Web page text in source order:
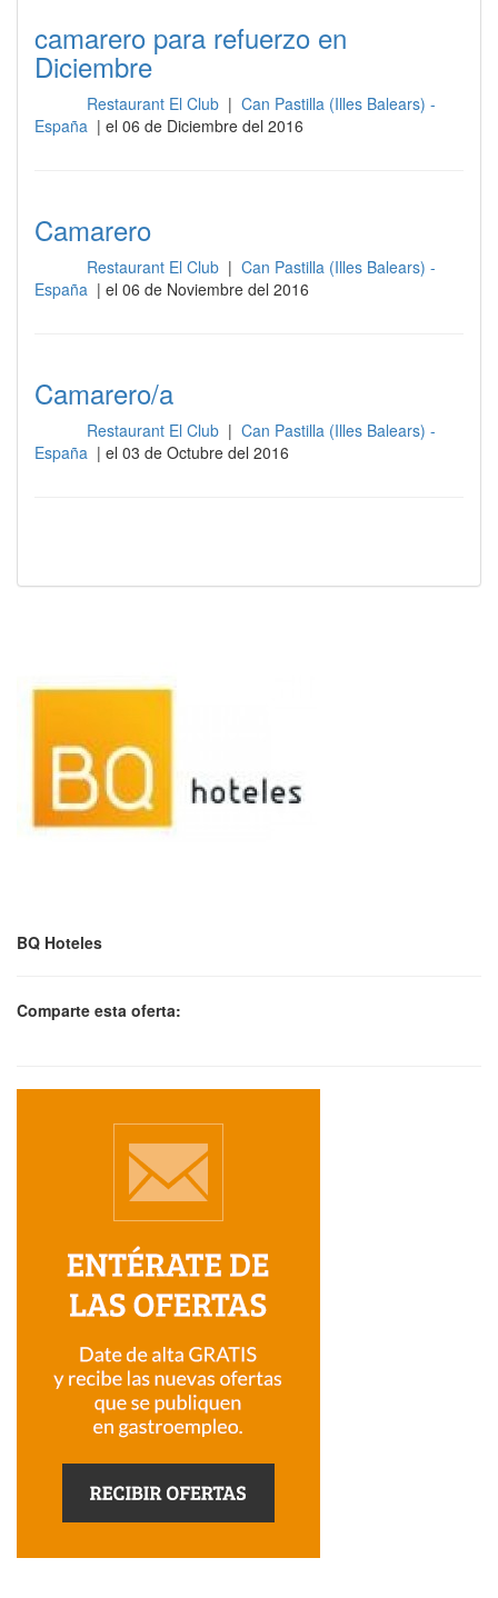
camarero para refuerzo en
Diciembre
Restaurant El Club | Can Pastilla (Illes Balears) -
España | el 06 de Diciembre del 2016
Camarero
Restaurant El Club | Can Pastilla (Illes Balears) -
España | el 06 de Noviembre del 2016
Camarero/a
Restaurant El Club | Can Pastilla (Illes Balears) -
España | el 03 de Octubre del 2016
BQ Hoteles
Comparte esta oferta: